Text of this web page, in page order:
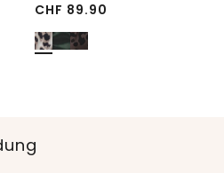
CHF 89.90